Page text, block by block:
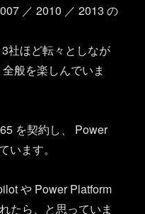
／ 2010 ／ 2013 の
社ほど転々としなが
般を楽しんでいま
を契約し、 Power
います。
や Power Platform
たら、と思っていま